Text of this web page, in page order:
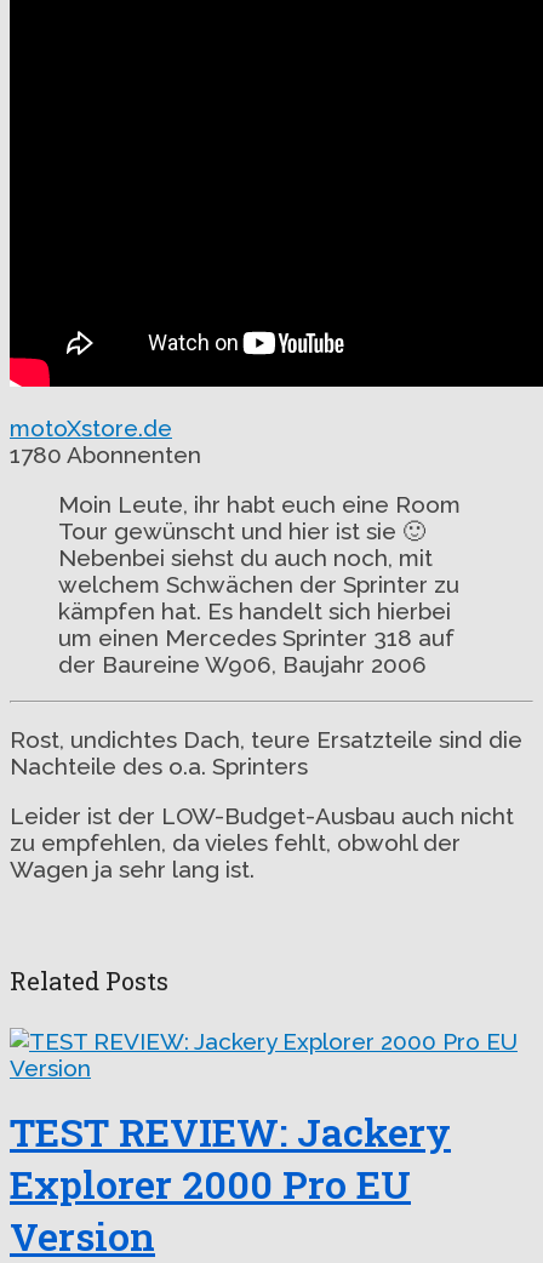
motoXstore.de
1780 Abonnenten
Moin Leute, ihr habt euch eine Room
Tour gewünscht und hier ist sie 🙂
Nebenbei siehst du auch noch, mit
welchem Schwächen der Sprinter zu
kämpfen hat. Es handelt sich hierbei
um einen Mercedes Sprinter 318 auf
der Baureine W906, Baujahr 2006
Rost, undichtes Dach, teure Ersatzteile sind die
Nachteile des o.a. Sprinters
Leider ist der LOW-Budget-Ausbau auch nicht
zu empfehlen, da vieles fehlt, obwohl der
Wagen ja sehr lang ist.
Related Posts
TEST REVIEW: Jackery
Explorer 2000 Pro EU
Version